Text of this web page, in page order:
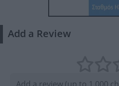
Add a Review